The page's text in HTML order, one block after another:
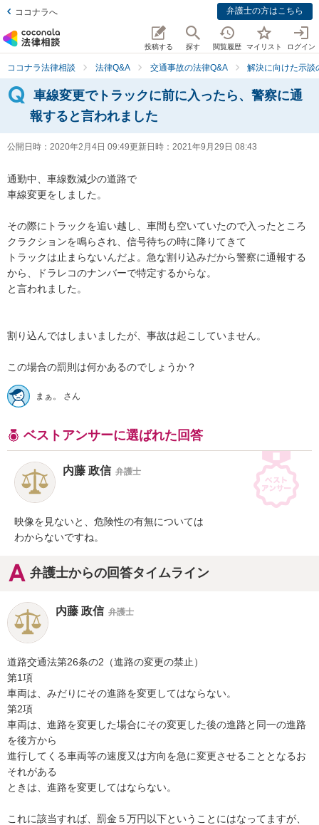
ココナラへ 弁護士の方はこちら
投稿する 探す 閲覧履歴 マイリスト ログイン
ココナラ法律相談 法律Q&A 交通事故の法律Q&A 解決に向けた示談
車線変更でトラックに前に入ったら、警察に通
報すると言われました
公開日時： 2020年2月4日 09:49更新日時： 2021年9月29日 08:43
通勤中、車線数減少の道路で
車線変更をしました。
その際にトラックを追い越し、車間も空いていたので入ったところ
クラクションを鳴らされ、信号待ちの時に降りてきて
トラックは止まらないんだよ。急な割り込みだから警察に通報する
から、ドラレコのナンバーで特定するからな。
と言われました。
割り込んではしまいましたが、事故は起こしていません。
この場合の罰則は何かあるのでしょうか？
まぁ。 さん
ベストアンサーに選ばれた回答
内藤 政信 弁護士
映像を見ないと、危険性の有無については
わからないですね。
弁護士からの回答タイムライン
内藤 政信 弁護士
道路交通法第26条の2（進路の変更の禁止）
第1項
車両は、みだりにその進路を変更してはならない。
第2項
車両は、進路を変更した場合にその変更した後の進路と同一の進路
を後方から
進行してくる車両等の速度又は方向を急に変更させることとなるお
それがある
ときは、進路を変更してはならない。
これに該当すれば、罰金５万円以下ということにはなってますが、